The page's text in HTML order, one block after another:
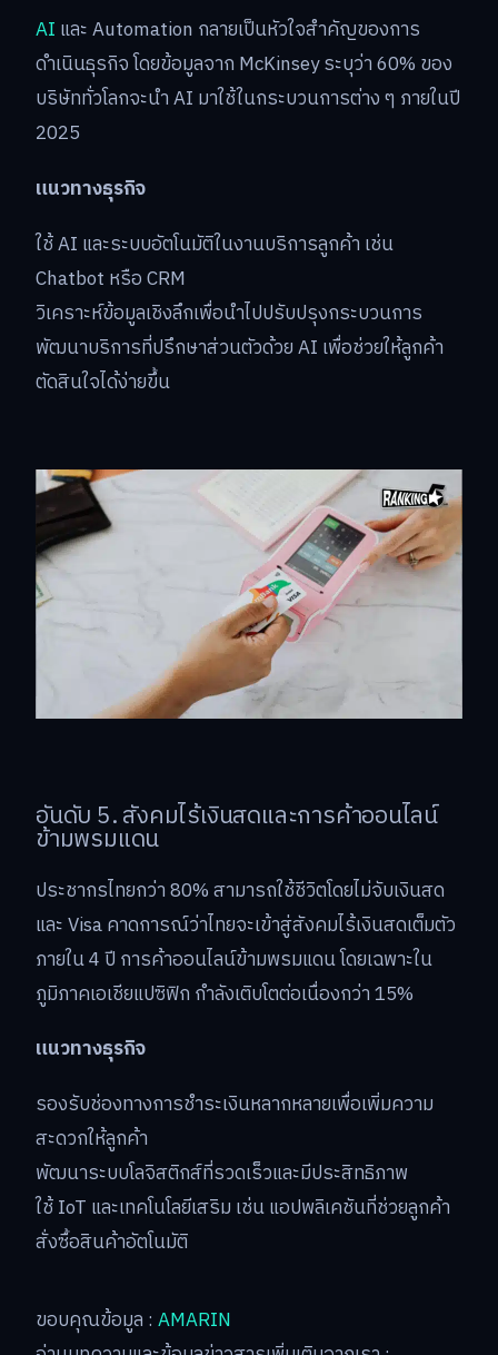
AI และ Automation กลายเป็นหัวใจสำคัญของการ
ดำเนินธุรกิจ โดยข้อมูลจาก McKinsey ระบุว่า 60% ของ
บริษัททั่วโลกจะนำ AI มาใช้ในกระบวนการต่าง ๆ ภายในปี
2025
แนวทางธุรกิจ
ใช้ AI และระบบอัตโนมัติในงานบริการลูกค้า เช่น
Chatbot หรือ CRM
วิเคราะห์ข้อมูลเชิงลึกเพื่อนำไปปรับปรุงกระบวนการ
พัฒนาบริการที่ปรึกษาส่วนตัวด้วย AI เพื่อช่วยให้ลูกค้า
ตัดสินใจได้ง่ายขึ้น
อันดับ 5. สังคมไร้เงินสดและการค้าออนไลน์
ข้ามพรมแดน
ประชากรไทยกว่า 80% สามารถใช้ชีวิตโดยไม่จับเงินสด
และ Visa คาดการณ์ว่าไทยจะเข้าสู่สังคมไร้เงินสดเต็มตัว
ภายใน 4 ปี การค้าออนไลน์ข้ามพรมแดน โดยเฉพาะใน
ภูมิภาคเอเชียแปซิฟิก กำลังเติบโตต่อเนื่องกว่า 15%
แนวทางธุรกิจ
รองรับช่องทางการชำระเงินหลากหลายเพื่อเพิ่มความ
สะดวกให้ลูกค้า
พัฒนาระบบโลจิสติกส์ที่รวดเร็วและมีประสิทธิภาพ
ใช้ IoT และเทคโนโลยีเสริม เช่น แอปพลิเคชันที่ช่วยลูกค้า
สั่งซื้อสินค้าอัตโนมัติ
ขอบคุณข้อมูล : AMARIN